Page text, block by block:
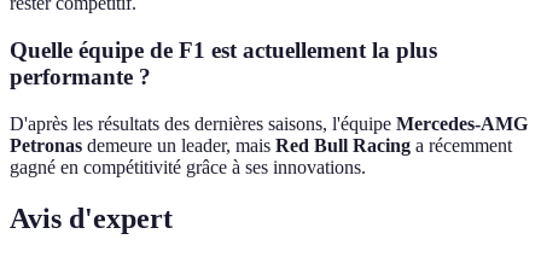
Quelle équipe de F1 est actuellement la plus
performante ?
D'après les résultats des dernières saisons, l'équipe Mercedes-AMG
Petronas demeure un leader, mais Red Bull Racing a récemment
gagné en compétitivité grâce à ses innovations.
Avis d'expert